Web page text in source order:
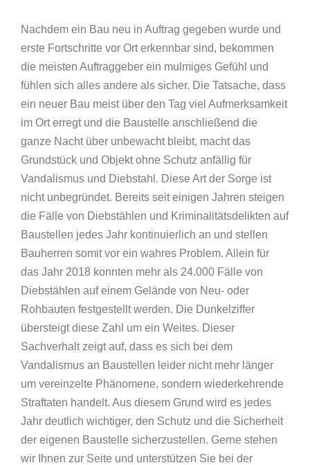
Nachdem ein Bau neu in Auftrag gegeben wurde und
erste Fortschritte vor Ort erkennbar sind, bekommen
die meisten Auftraggeber ein mulmiges Gefühl und
fühlen sich alles andere als sicher. Die Tatsache, dass
ein neuer Bau meist über den Tag viel Aufmerksamkeit
im Ort erregt und die Baustelle anschließend die
ganze Nacht über unbewacht bleibt, macht das
Grundstück und Objekt ohne Schutz anfällig für
Vandalismus und Diebstahl. Diese Art der Sorge ist
nicht unbegründet. Bereits seit einigen Jahren steigen
die Fälle von Diebstählen und Kriminalitätsdelikten auf
Baustellen jedes Jahr kontinuierlich an und stellen
Bauherren somit vor ein wahres Problem. Allein für
das Jahr 2018 konnten mehr als 24.000 Fälle von
Diebstählen auf einem Gelände von Neu- oder
Rohbauten festgestellt werden. Die Dunkelziffer
übersteigt diese Zahl um ein Weites. Dieser
Sachverhalt zeigt auf, dass es sich bei dem
Vandalismus an Baustellen leider nicht mehr länger
um vereinzelte Phänomene, sondern wiederkehrende
Straftaten handelt. Aus diesem Grund wird es jedes
Jahr deutlich wichtiger, den Schutz und die Sicherheit
der eigenen Baustelle sicherzustellen. Gerne stehen
wir Ihnen zur Seite und unterstützen Sie bei der